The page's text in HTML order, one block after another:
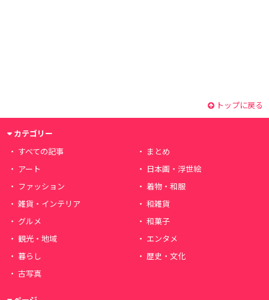
トップに戻る
カテゴリー
すべての記事
まとめ
アート
日本画・浮世絵
ファッション
着物・和服
雑貨・インテリア
和雑貨
グルメ
和菓子
観光・地域
エンタメ
暮らし
歴史・文化
古写真